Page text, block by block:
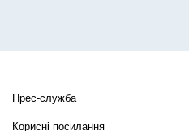
Прес-служба
Корисні посилання